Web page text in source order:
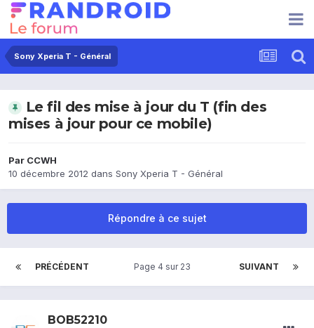
Sony Xperia T - Général
Le fil des mise à jour du T (fin des
mises à jour pour ce mobile)
Par CCWH
10 décembre 2012 dans Sony Xperia T - Général
Répondre à ce sujet
PRÉCÉDENT SUIVANT
Page 4 sur 23
BOB52210